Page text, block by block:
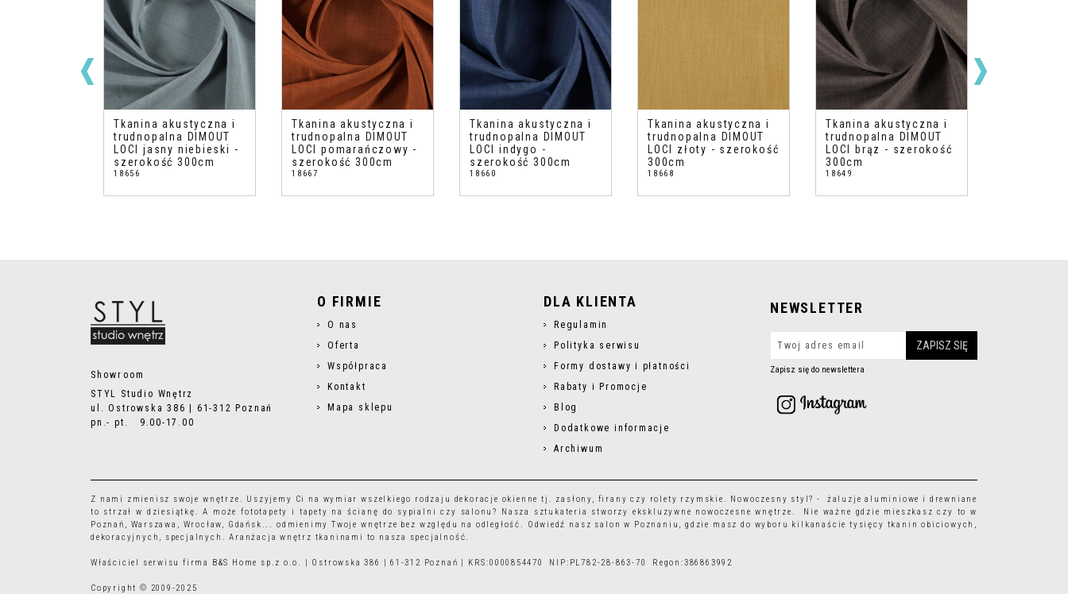
Tkanina akustyczna i
trudnopalna DIMOUT
LOCI jasny niebieski -
szerokość 300cm
18656
Tkanina akustyczna i
trudnopalna DIMOUT
LOCI pomarańczowy -
szerokość 300cm
18667
Tkanina akustyczna i
trudnopalna DIMOUT
LOCI indygo -
szerokość 300cm
18660
Tkanina akustyczna i
trudnopalna DIMOUT
LOCI złoty - szerokość
300cm
18668
Tkanina akustyczna i
trudnopalna DIMOUT
LOCI brąz - szerokość
300cm
18649
Showroom
STYL Studio Wnętrz
ul. Ostrowska 386 | 61-312 Poznań
pn.- pt. 9.00-17.00
O FIRMIE
O nas
Oferta
Współpraca
Kontakt
Mapa sklepu
DLA KLIENTA
Regulamin
Polityka serwisu
Formy dostawy i płatności
Rabaty i Promocje
Blog
Dodatkowe informacje
Archiwum
NEWSLETTER
Zapisz się do newslettera
Z nami zmienisz swoje wnętrze. Uszyjemy Ci na wymiar wszelkiego rodzaju dekoracje okienne tj. zasłony, firany czy rolety rzymskie. Nowoczesny styl? - żaluzje aluminiowe i drewniane
to strzał w dziesiątkę. A możefototapety i tapety na ścianę do sypialni czy salonu? Nasza sztukateria stworzy ekskluzywne nowoczesne wnętrze. Nie ważne gdzie mieszkasz czy to w
Poznań, Warszawa, Wrocław, Gdańsk... odmienimy Twoje wnętrze bez względu na odległość. Odwiedź nasz salon w Poznaniu, gdzie masz do wyboru kilkanaście tysięcy tkanin obiciowych ,
dekoracyjnych, specjalnych. Aranżacja wnętrz tkaninami to nasza specjalność.
Właściciel serwisu firma B&S Home sp.z o.o. | Ostrowska 386 | 61-312 Poznań | KRS:0000854470 NIP:PL782-28-863-70 Regon:386863992
Copyright © 2009-2025